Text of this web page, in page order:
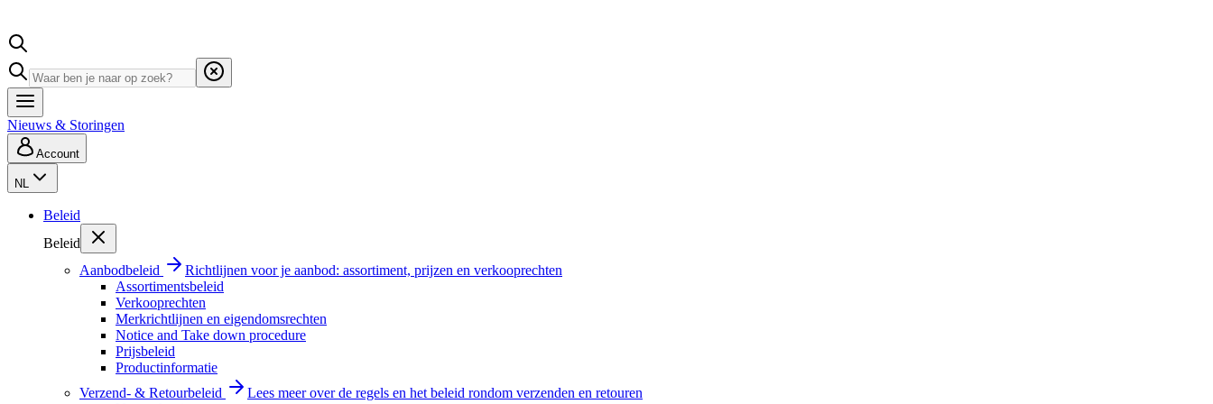
Nieuws & Storingen
Account
NL
Beleid
Beleid
Aanbodbeleid
Richtlijnen voor je aanbod: assortiment, prijzen en verkooprechten
Assortimentsbeleid
Verkooprechten
Merkrichtlijnen en eigendomsrechten
Notice and Take down procedure
Prijsbeleid
Productinformatie
Verzend- & Retourbeleid
Lees meer over de regels en het beleid rondom verzenden en retouren